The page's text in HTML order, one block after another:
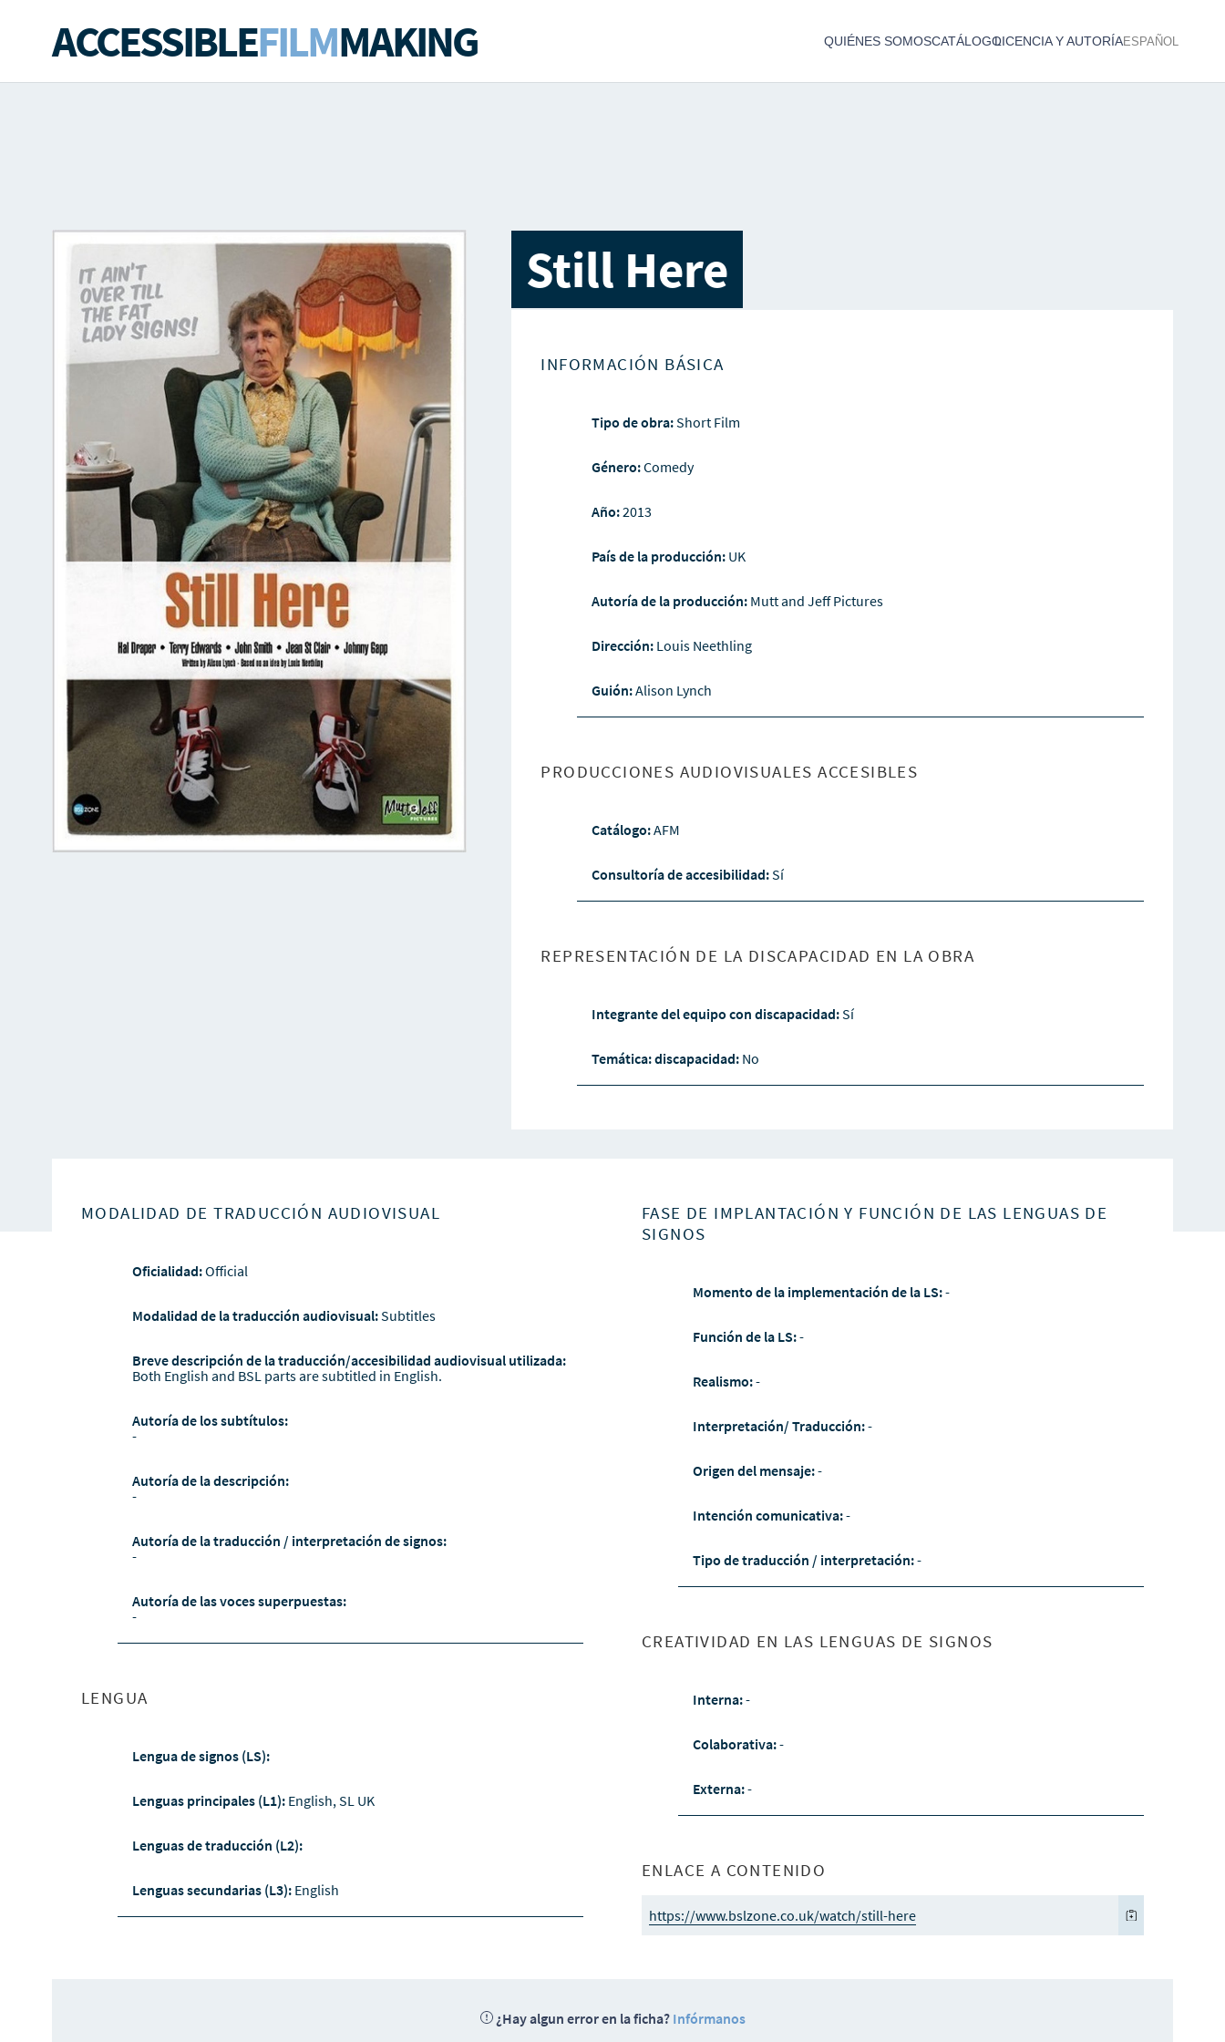
ACCESSIBLEFILMMAKING QUIÉNES SOMOSCATÁLOGOLICENCIA Y AUTORÍAESPAÑOL
Still Here
INFORMACIÓN BÁSICA
Tipo de obra:Short Film
Género:Comedy
Año:2013
País de la producción: UK
Autoría de la producción: Mutt and Jeff Pictures
Dirección: Louis Neethling
Guión:Alison Lynch
PRODUCCIONES AUDIOVISUALES ACCESIBLES
Catálogo:AFM
Consultoría de accesibilidad:Sí
REPRESENTACIÓN DE LA DISCAPACIDAD EN LA OBRA
Integrante del equipo con discapacidad:Sí
Temática: discapacidad: No
MODALIDAD DE TRADUCCIÓN AUDIOVISUAL
Oficialidad:Official
Modalidad de la traducción audiovisual:Subtitles
Breve descripción de la traducción/accesibilidad audiovisual utilizada:
Both English and BSL parts are subtitled in English.
Autoría de los subtítulos:
-
Autoría de la descripción:
-
Autoría de la traducción / interpretación de signos:
-
Autoría de las voces superpuestas:
-
LENGUA
Lengua de signos (LS):
Lenguas principales (L1): English, SL UK
Lenguas de traducción (L2):
Lenguas secundarias (L3): English
FASE DE IMPLANTACIÓN Y FUNCIÓN DE LAS LENGUAS DE
SIGNOS
Momento de la implementación de la LS:-
Función de la LS:-
Realismo:-
Interpretación/ Traducción:-
Origen del mensaje:-
Intención comunicativa:-
Tipo de traducción / interpretación:-
CREATIVIDAD EN LAS LENGUAS DE SIGNOS
Interna:-
Colaborativa:-
Externa:-
ENLACE A CONTENIDO
https://www.bslzone.co.uk/watch/still-here
¿Hay algun error en la ficha? Infórmanos